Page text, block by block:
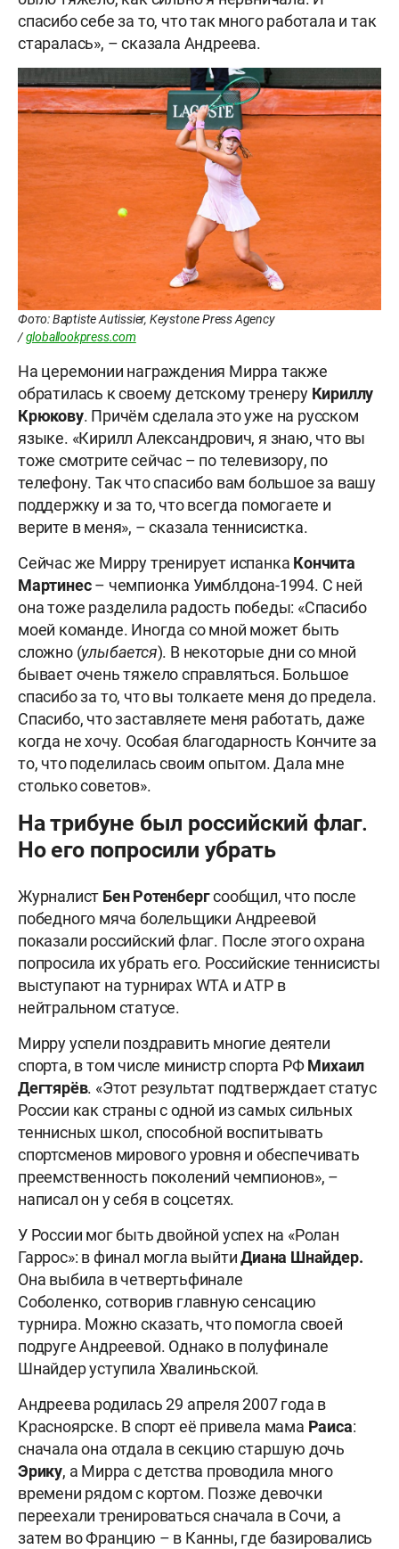
спасибо себе за то, что так много работала и так
старалась», – сказала Андреева.
Фото: Baptiste Autissier, Keystone Press Agency
/globallookpress.com
На церемонии награждения Мирра также
обратилась к своему детскому тренеру Кириллу
Крюкову. Причём сделала это уже на русском
языке. «Кирилл Александрович, я знаю, что вы
тоже смотрите сейчас – по телевизору, по
телефону. Так что спасибо вам большое за вашу
поддержку и за то, что всегда помогаете и
верите в меня», – сказала теннисистка.
Сейчас же Мирру тренирует испанка Кончита
Мартинес– чемпионка Уимблдона-1994. С ней
она тоже разделила радость победы: «Спасибо
моей команде. Иногда со мной может быть
сложно (улыбается). В некоторые дни со мной
бывает очень тяжело справляться. Большое
спасибо за то, что вы толкаете меня до предела.
Спасибо, что заставляете меня работать, даже
когда не хочу. Особая благодарность Кончите за
то, что поделилась своим опытом. Дала мне
столько советов».
На трибуне был российский флаг.
Но его попросили убрать
Журналист Бен Ротенбергсообщил, что после
победного мяча болельщики Андреевой
показали российский флаг. После этого охрана
попросила их убрать его. Российские теннисисты
выступают на турнирах WTA и ATP в
нейтральном статусе.
Мирру успели поздравить многие деятели
спорта, в том числе министр спорта РФМихаил
Дегтярёв. «Этот результат подтверждает статус
России как страны с одной из самых сильных
теннисных школ, способной воспитывать
спортсменов мирового уровня и обеспечивать
преемственность поколений чемпионов», –
написал он у себя в соцсетях.
У России мог быть двойной успех на «Ролан
Гаррос»: в финал могла выйтиДиана Шнайдер.
Она выбила в четвертьфинале
Соболенко, сотворив главную сенсацию
турнира. Можно сказать, что помогла своей
подруге Андреевой. Однако в полуфинале
Шнайдер уступила Хвалиньской.
Андреева родилась 29 апреля 2007 года в
Красноярске. В спорт её привела мама Раиса:
сначала она отдала в секцию старшую дочь
Эрику, а Мирра с детства проводила много
времени рядом с кортом. Позже девочки
переехали тренироваться сначала в Сочи, а
затем во Францию – в Канны, где базировались